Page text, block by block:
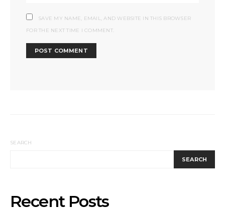
SAVE MY NAME, EMAIL, AND WEBSITE IN THIS BROWSER
FOR THE NEXT TIME I COMMENT.
SEARCH
SEARCH
Recent Posts